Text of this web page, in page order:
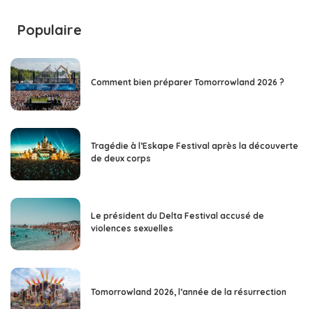
Populaire
Comment bien préparer Tomorrowland 2026 ?
Tragédie à l’Eskape Festival après la découverte
de deux corps
Le président du Delta Festival accusé de
violences sexuelles
Tomorrowland 2026, l’année de la résurrection